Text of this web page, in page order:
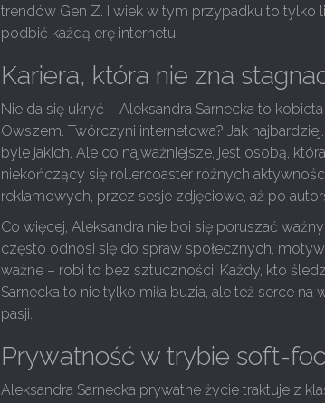
trendów Gen Z. I wiek w tym przypadku to tylko
podbić każdą erę internetu.
Kariera, która nie zna
Nie da się ukryć – Aleksandra Sarnecka to
Owszem. Twórczyni internetowa? Jak
byle jakich. Ale co najważniejsze, jest osobą,
niekończący się rollercoaster różnych
reklamowych, przez sesje zdjęciowe, aż po
Co więcej, Aleksandra nie boi się poruszać
często odnosi się do spraw społecznych,
ważne – robi to bez sztuczności. Każdy, kto
Sarnecka to nie tylko miła buzia, ale też serce na
pasji.
Prywatność w trybie soft-
Aleksandra Sarnecka prywatne życie traktuje z